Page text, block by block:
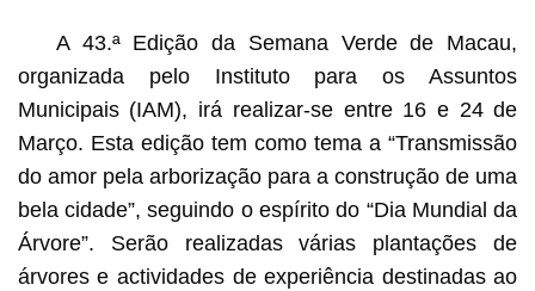
A 43.ª Edição da Semana Verde de Macau,
organizada pelo Instituto para os Assuntos
Municipais (IAM), irá realizar-se entre 16 e 24 de
Março. Esta edição tem como tema a “Transmissão
do amor pela arborização para a construção de uma
bela cidade”, seguindo o espírito do “Dia Mundial da
Árvore”. Serão realizadas várias plantações de
árvores e actividades de experiência destinadas ao